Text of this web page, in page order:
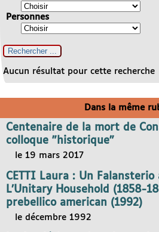
Personnes
Aucun résultat pour cette recherche
Dans la même
Centenaire de la mort de
colloque "historique"
le 19 mars 2017
CETTI Laura : Un Falansterio
L’Unitary Household (1858-
prebellico american (1992)
le décembre 1992